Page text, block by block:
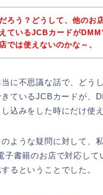
ろう？どうして、他のお
ているJCBカードがDMM
では使えないのかな～、
に不思議な話で、どう
ているJCBカードが、
込みをした時にだけ使
ような疑問に対して、
子書籍のお店で対応して
るということでした。